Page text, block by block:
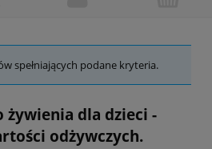
spełniających podane kryteria.
żywienia dla dzieci -
odżywczych.